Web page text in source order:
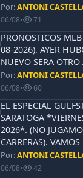
Por:ANTONI
06/08• 71
PRONOSTICOS
08-2026). AYER
NUEVO SERA OTRO
Por:ANTONI
06/08• 60
EL ESPECIAL
SARATOGA
2026*. (NO
CARRERAS).
Por:ANTONI
06/08• 42